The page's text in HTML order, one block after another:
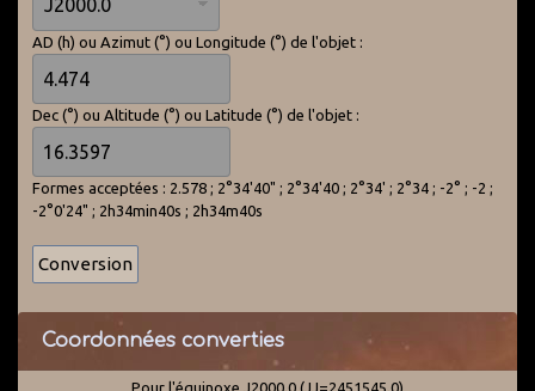
AD (h) ou Azimut (°) ou Longitude (°) de l'objet :
Dec (°) ou Altitude (°) ou Latitude (°) de l'objet :
Formes acceptées : 2.578 ; 2°34'40" ; 2°34'40 ; 2°34' ; 2°34 ; -2° ; -2 ;
-2°0'24" ; 2h34min40s ; 2h34m40s
Coordonnées converties
Pour l'équinoxe J2000.0 (JJ=2451545.0)